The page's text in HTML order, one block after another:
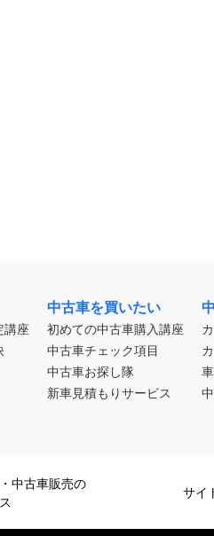
講座
中古車を買いたい
初めての中古車購入講座
中古車チェック項目
中古車お探し隊
新車見積もりサービス
中古車販売の
サイ